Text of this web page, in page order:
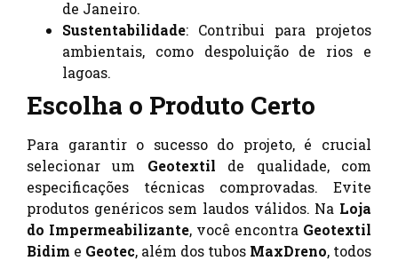
de Janeiro.
Sustentabilidade: Contribui para projetos
ambientais, como despoluição de rios e
lagoas.
Escolha o Produto Certo
Para garantir o sucesso do projeto, é crucial
selecionar um Geotextil de qualidade, com
especificações técnicas comprovadas. Evite
produtos genéricos sem laudos válidos. Na Loja
do Impermeabilizante, você encontra Geotextil
Bidim e Geotec, além dos tubos MaxDreno, todos